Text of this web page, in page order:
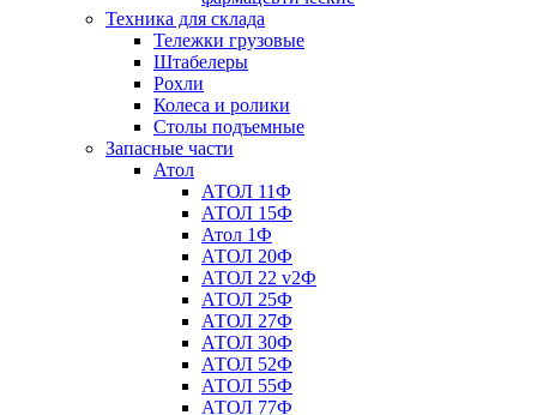
Техника для склада
Тележки грузовые
Штабелеры
Рохли
Колеса и ролики
Столы подъемные
Запасные части
Атол
АТОЛ 11Ф
АТОЛ 15Ф
Атол 1Ф
АТОЛ 20Ф
АТОЛ 22 v2Ф
АТОЛ 25Ф
АТОЛ 27Ф
АТОЛ 30Ф
АТОЛ 52Ф
АТОЛ 55Ф
АТОЛ 77Ф